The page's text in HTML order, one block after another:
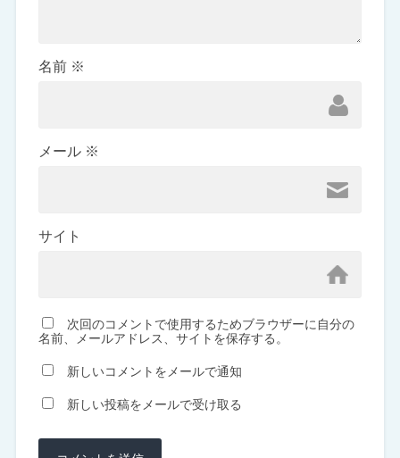
名前 ※
メール ※
サイト
次回のコメントで使用するためブラウザーに自分の
名前、メールアドレス、サイトを保存する。
新しいコメントをメールで通知
新しい投稿をメールで受け取る